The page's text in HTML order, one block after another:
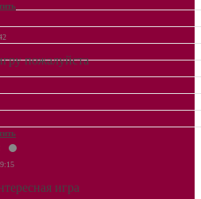
пожалуйста
игра